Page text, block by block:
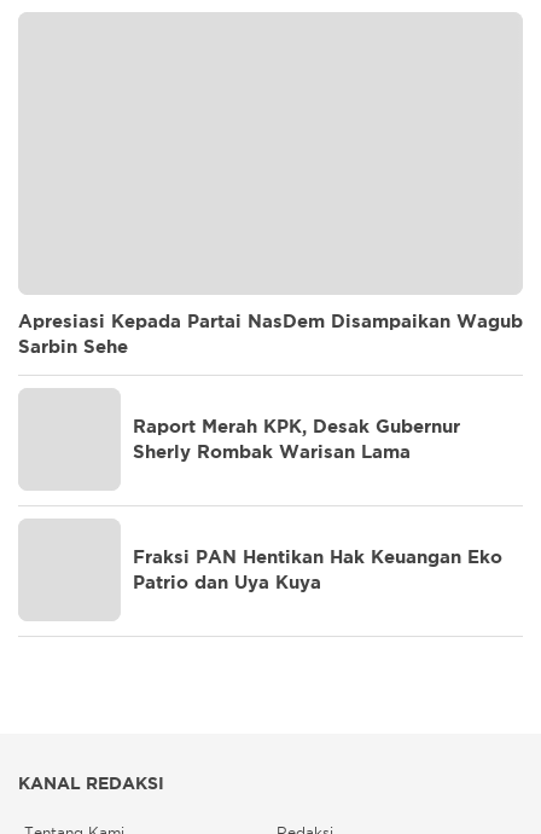
Apresiasi Kepada Partai NasDem Disampaikan Wagub
Sarbin Sehe
Raport Merah KPK, Desak Gubernur
Sherly Rombak Warisan Lama
Fraksi PAN Hentikan Hak Keuangan Eko
Patrio dan Uya Kuya
KANAL REDAKSI